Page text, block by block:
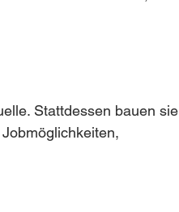
Stattdessen bauen sie